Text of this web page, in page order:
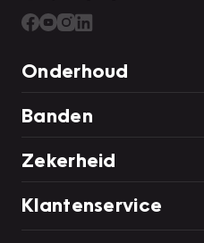
Onderhoud
Banden
Zekerheid
Klantenservice